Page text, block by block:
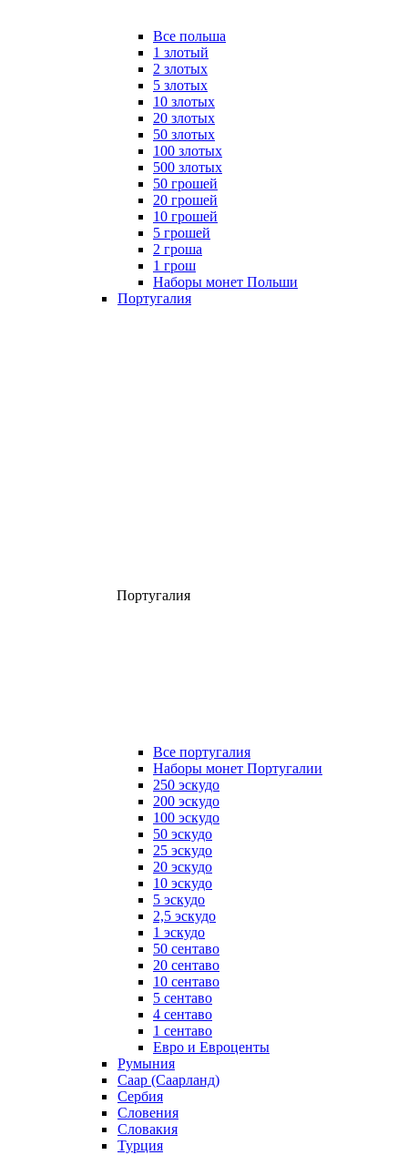
Все польша
1 злотый
2 злотых
5 злотых
10 злотых
20 злотых
50 злотых
100 злотых
500 злотых
50 грошей
20 грошей
10 грошей
5 грошей
2 гроша
1 грош
Наборы монет Польши
Португалия
Португалия
Все португалия
Наборы монет Португалии
250 эскудо
200 эскудо
100 эскудо
50 эскудо
25 эскудо
20 эскудо
10 эскудо
5 эскудо
2,5 эскудо
1 эскудо
50 сентаво
20 сентаво
10 сентаво
5 сентаво
4 сентаво
1 сентаво
Евро и Евроценты
Румыния
Саар (Саарланд)
Сербия
Словения
Словакия
Турция